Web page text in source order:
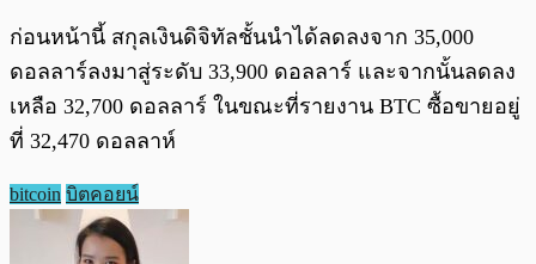
ก่อนหน้านี้ สกุลเงินดิจิทัลชั้นนำได้ลดลงจาก 35,000
ดอลลาร์ลงมาสู่ระดับ 33,900 ดอลลาร์ และจากนั้นลดลง
เหลือ 32,700 ดอลลาร์ ในขณะที่รายงาน BTC ซื้อขายอยู่
ที่ 32,470 ดอลลาห์
bitcoin บิตคอยน์